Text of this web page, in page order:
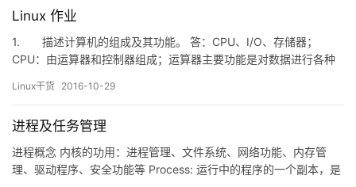
Linux 作业
1. 描述计算机的组成及其功能。 答：CPU、I/O、存储器；
CPU：由运算器和控制器组成；运算器主要功能是对数据进行各种
位等操作。控制器是整个计算机系统的控制中心，它指挥计算机各
Linux干货 2016-10-29
进程及任务管理
进程概念 内核的功用：进程管理、文件系统、网络功能、内存管
理、驱动程序、安全功能等 Process: 运行中的程序的一个副本，是